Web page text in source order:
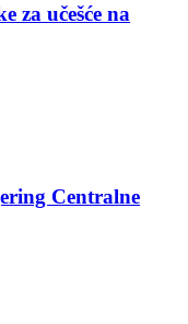
za učešće na
Centralne